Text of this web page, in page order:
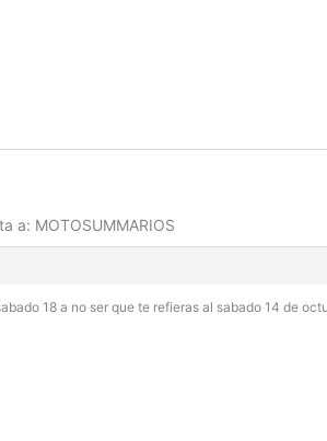
a: MOTOSUMMARIOS
18 a no ser que te refieras al sabado 14 de